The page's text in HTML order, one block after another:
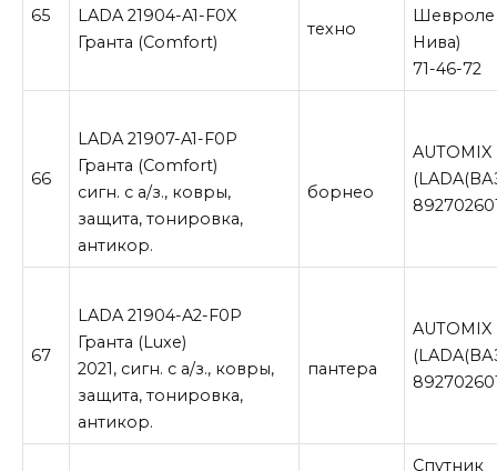
65
LADA 21904-A1-F0X
Гранта (Comfort)
техно
Шевроле
Нива)
71-46-72
66
LADA 21907-A1-F0P
Гранта (Comfort)
сигн. с а/з., ковры,
защита, тонировка,
антикор.
борнео
AUTOMIX
67
LADA 21904-A2-F0P
Гранта (Luxe)
2021, сигн. с а/з., ковры,
защита, тонировка,
антикор.
пантера
AUTOMIX
Спутник